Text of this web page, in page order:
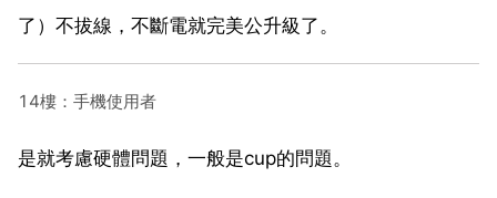
了）不拔線，不斷電就完美公升級了。
14樓：手機使用者
是就考慮硬體問題，一般是cup的問題。